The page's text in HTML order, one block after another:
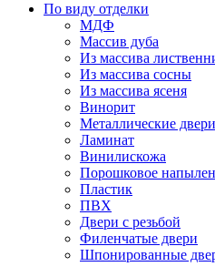
По виду отделки
МДФ
Массив дуба
Из массива
Из массива сосны
Из массива ясеня
Винорит
Металлические
Ламинат
Винилискожа
Порошковое
Пластик
ПВХ
Двери с резьбой
Филенчатые двери
Шпонированные